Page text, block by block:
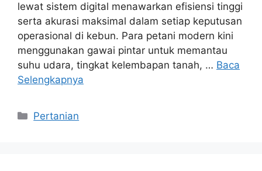
lewat sistem digital menawarkan efisiensi tinggi
serta akurasi maksimal dalam setiap keputusan
operasional di kebun. Para petani modern kini
menggunakan gawai pintar untuk memantau
suhu udara, tingkat kelembapan tanah, … Baca
Selengkapnya
Kategori
Pertanian